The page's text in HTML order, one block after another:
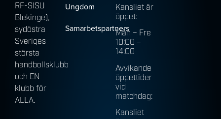
RF-SISU
Blekinge),
sydöstra
Sveriges
största
handbollsklubb
och EN
klubb för
ALLA.
Ungdom
Samarbetspartners
Kansliet är
öppet:
Mån – Fre
10:00 –
14:00
Avvikande
öppettider
vid
matchdag:
Kansliet